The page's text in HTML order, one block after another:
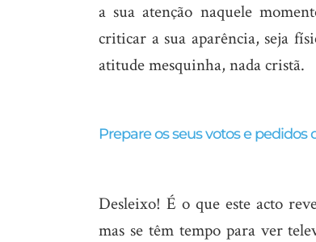
a sua atenção naquele
criticar a sua aparência, seja
atitude mesquinha, nada cristã.
Prepare os seus votos e pedidos
Desleixo! É o que este acto
mas se têm tempo para ver